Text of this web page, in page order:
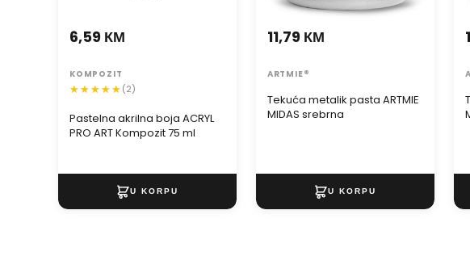
Pastelna akrilna boja ACRYL
PRO ART Kompozit 75 ml
6,59 КМ
KOMPOZIT
(2)
Tekuća metalik pasta ARTMIE
MIDAS srebrna
11,79 КМ
ARTMIE®